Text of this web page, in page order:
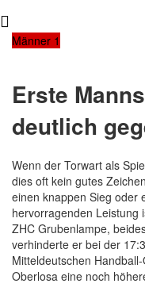
Männer 1
Erste
deutlich
Wenn der Torwart als
dies oft kein gutes
einen knappen Sieg oder
hervorragenden Leistung
ZHC Grubenlampe,
verhinderte er bei der
Mitteldeutschen
Oberlosa eine noch